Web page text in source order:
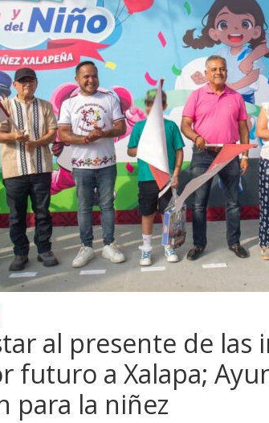
al presente de las
futuro a Xalapa;
para la niñez